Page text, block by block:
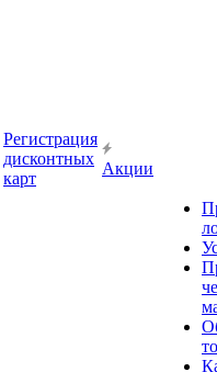
Регистрация
дисконтных
карт
Акции